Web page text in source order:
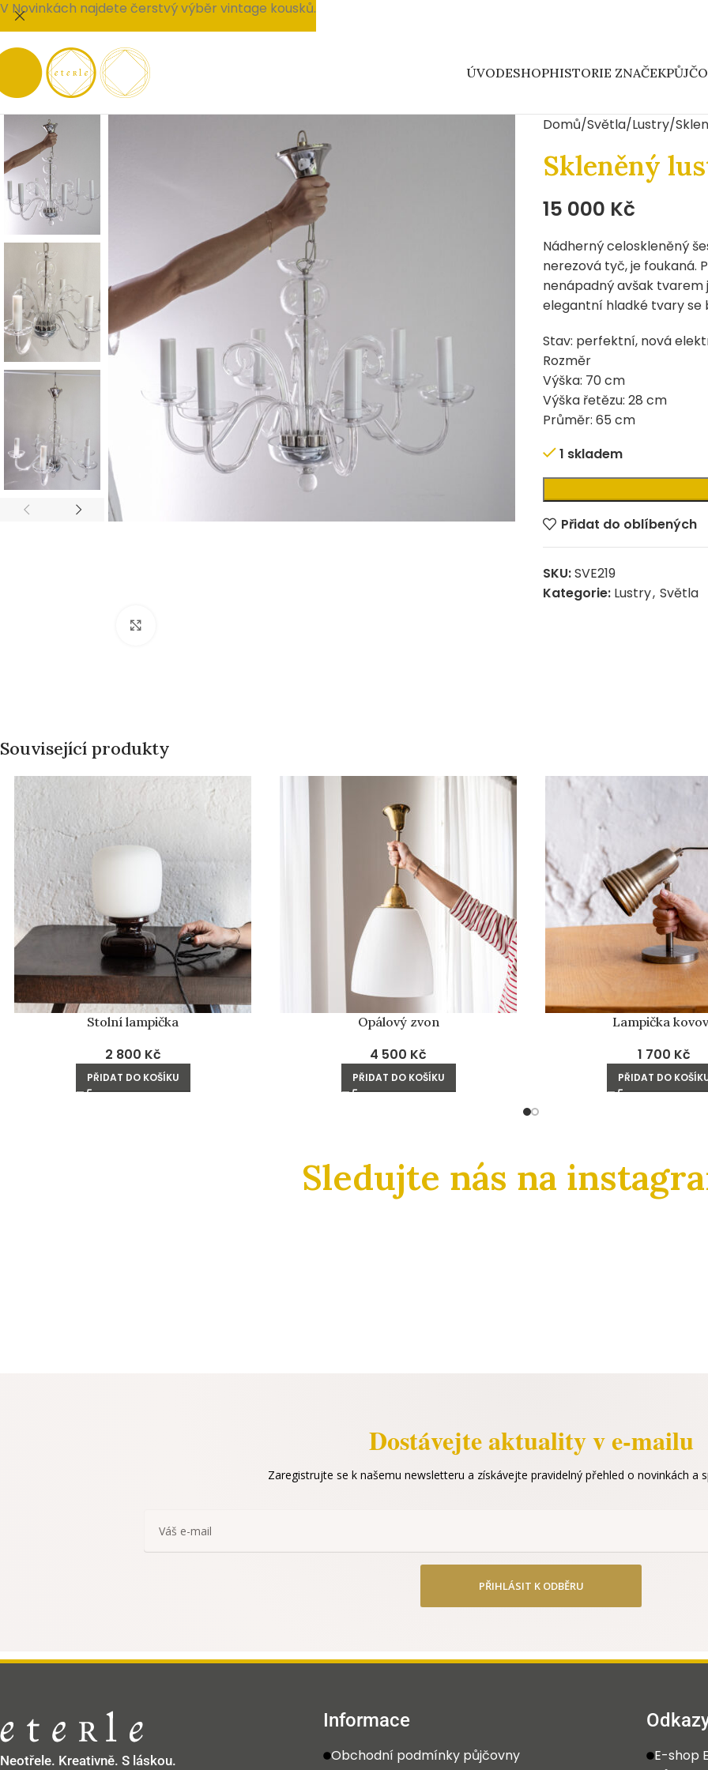
ÚVODESHOPHISTORIE ZNAČEK
Domů Světla Lustry
Skleněný
15 000 Kč
Nádherný celoskleněný
nerezová tyč, je foukaná.
nenápadný avšak tvarem
elegantní hladké tvary se
Stav: perfektní, nová
Rozměr
Výška: 70 cm
Výška řetězu: 28 cm
Průměr: 65 cm
1 skladem
Přidat do oblíbených
SKU:SVE219
Kategorie: Lustry, Světla
Související produkty
Stolní lampička
2 800 Kč
PŘIDAT DO KOŠÍKU
Opálový zvon
4 500 Kč
PŘIDAT DO KOŠÍKU
Lampička
1 700 Kč
PŘIDAT DO
Sledujte nás na
Dostávejte aktuality v e-mailu
Zaregistrujte se k našemu newsletteru a získávejte pravidelný přehled o novinkách a
PŘIHLÁSIT K ODBĚRU
Neotřele. Kreativně. S láskou.
Informace
Obchodní podmínky půjčovny
E-shop
V Novinkách najdete čerstvý výběr vintage kousků.